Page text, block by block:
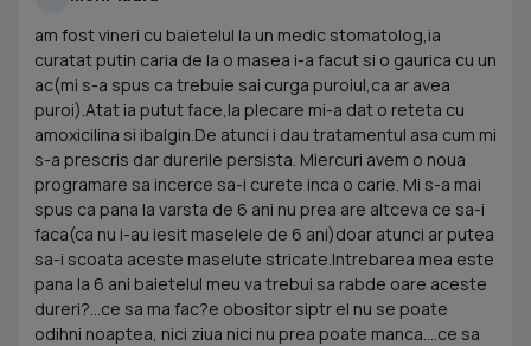
am fost vineri cu baietelul la un medic stomatolog,ia
curatat putin caria de la o masea i-a facut si o gaurica cu un
ac(mi s-a spus ca trebuie sai curga puroiul,ca ar avea
puroi).Atat ia putut face,la plecare mi-a dat o reteta cu
amoxicilina si ibalgin.De atunci i dau tratamentul asa cum mi
s-a prescris dar durerile persista. Miercuri avem o noua
programare sa incerce sa-i curete inca o carie. Mi s-a mai
spus ca pana la varsta de 6 ani nu prea are altceva ce sa-i
faca(ca nu i-au iesit maselele de 6 ani)doar atunci ar putea
sa-i scoata aceste maselute stricate.Intrebarea mea este
pana la 6 ani baietelul meu va trebui sa rabde oare aceste
dureri?...ce sa ma fac?e obositor siptr el nu se poate
odihni noaptea, nici ziua nici nu prea poate manca....ce sa